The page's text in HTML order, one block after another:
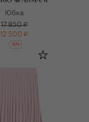
Юбка
17 850 ₽
12 500 ₽
-30%